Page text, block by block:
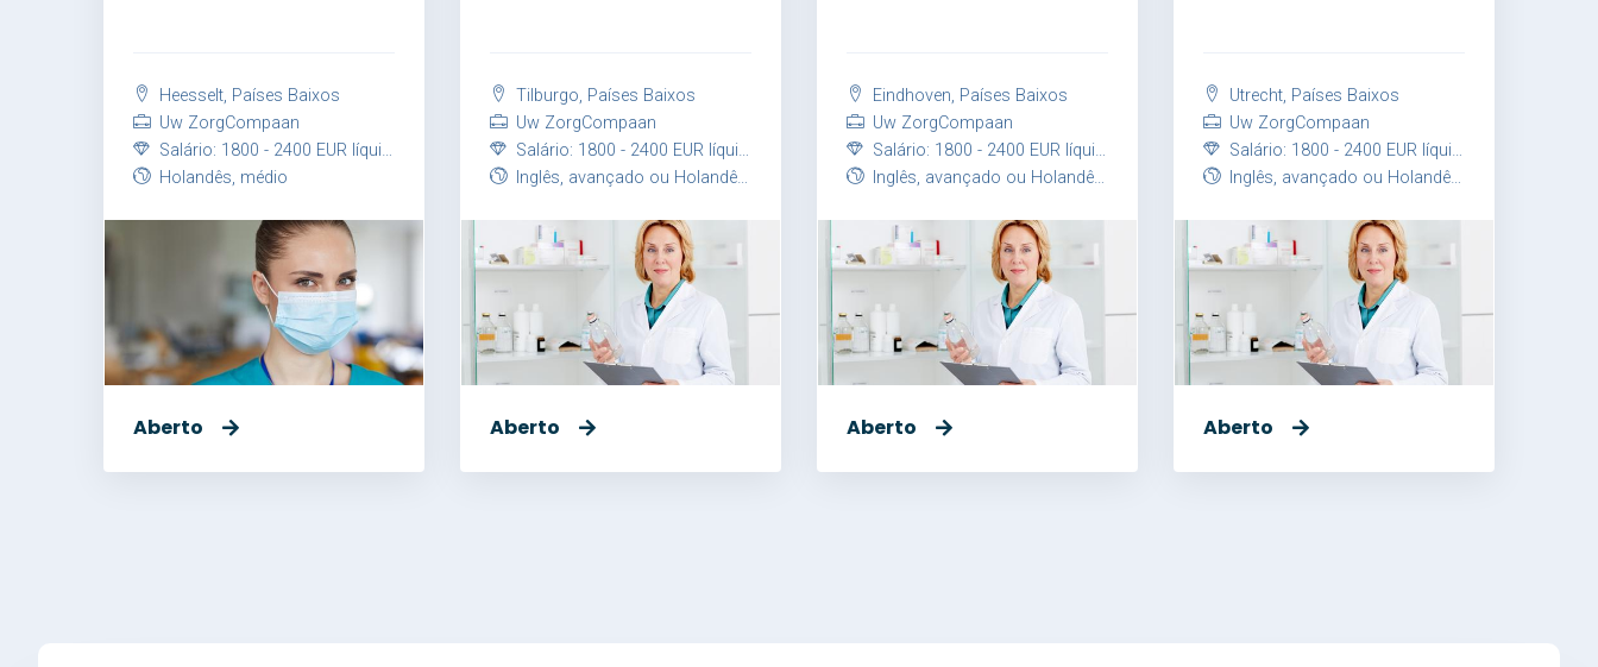
Heesselt, Países Baixos
Uw ZorgCompaan
Salário: 1800 - 2400 EUR líquido / mês
Holandês, médio
Aberto
Tilburgo, Países Baixos
Uw ZorgCompaan
Salário: 1800 - 2400 EUR líquido / mês
Inglês, avançado ou Holandês, avançado
Aberto
Eindhoven, Países Baixos
Uw ZorgCompaan
Salário: 1800 - 2400 EUR líquido / mês
Inglês, avançado ou Holandês, avançado
Aberto
Utrecht, Países Baixos
Uw ZorgCompaan
Salário: 1800 - 2400 EUR líquido / mês
Inglês, avançado ou Holandês, avançado
Aberto